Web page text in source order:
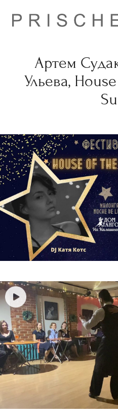
Артем
Ульева,